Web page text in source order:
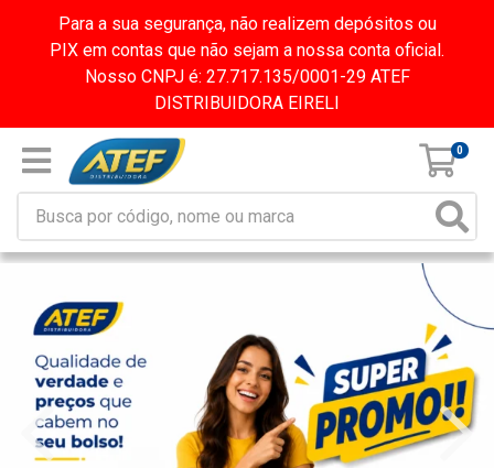
Para a sua segurança, não realizem depósitos ou
PIX em contas que não sejam a nossa conta oficial.
Nosso CNPJ é: 27.717.135/0001-29 ATEF
DISTRIBUIDORA EIRELI
0